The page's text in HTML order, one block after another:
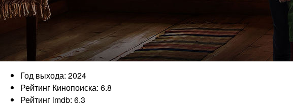
Год выхода: 2024
Рейтинг Кинопоиска: 6.8
Рейтинг imdb: 6.3